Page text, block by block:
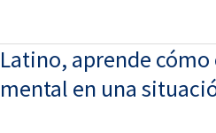
Latino, aprende
mental en una
Latino,
aprende